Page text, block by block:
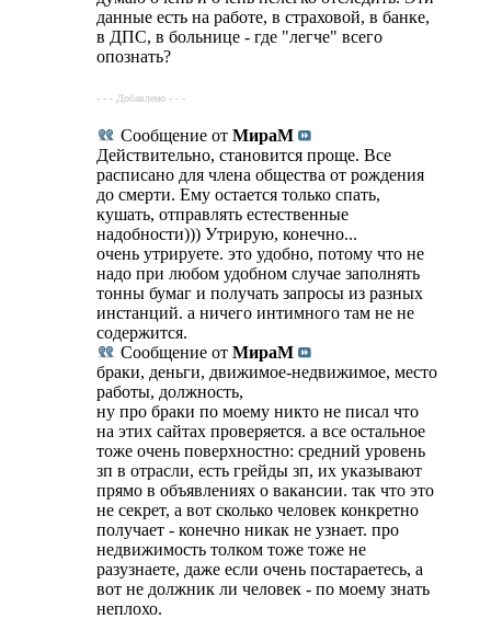
данные есть на работе, в страховой, в банке,
в ДПС, в больнице - где "легче" всего
опознать?
- - - Добавлено - - -
Сообщение от МираМ
Действительно, становится проще. Все
расписано для члена общества от рождения
до смерти. Ему остается только спать,
кушать, отправлять естественные
надобности))) Утрирую, конечно...
очень утрируете. это удобно, потому что не
надо при любом удобном случае заполнять
тонны бумаг и получать запросы из разных
инстанций. а ничего интимного там не не
содержится.
Сообщение от МираМ
браки, деньги, движимое-недвижимое, место
работы, должность,
ну про браки по моему никто не писал что
на этих сайтах проверяется. а все остальное
тоже очень поверхностно: средний уровень
зп в отрасли, есть грейды зп, их указывают
прямо в объявлениях о вакансии. так что это
не секрет, а вот сколько человек конкретно
получает - конечно никак не узнает. про
недвижимость толком тоже тоже не
разузнаете, даже если очень постараетесь, а
вот не должник ли человек - по моему знать
неплохо.